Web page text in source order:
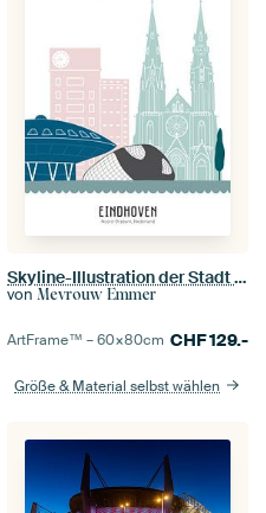
Skyline-Illustration der Stadt Eindhoven in Farbe
von Mevrouw Emmer
ArtFrame™ –60×80cm CHF129.-
Größe & Material selbst wählen